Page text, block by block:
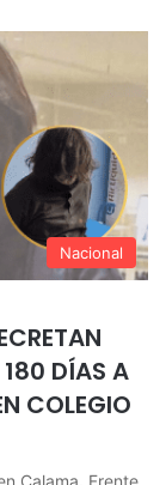
Nacional
180 DÍAS A
COLEGIO
Calama. Frente